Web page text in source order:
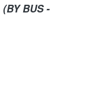
(BY BUS -